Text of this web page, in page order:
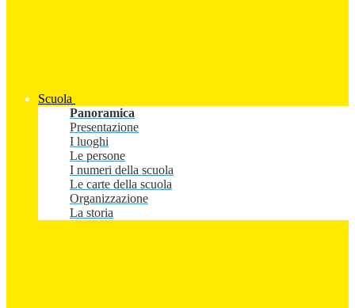
Scuola
Panoramica
Presentazione
I luoghi
Le persone
I numeri della scuola
Le carte della scuola
Organizzazione
La storia